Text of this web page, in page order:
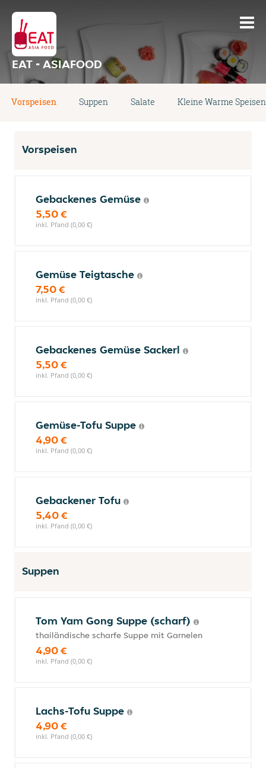
EAT - ASIAFOOD
Vorspeisen Suppen Salate Kleine Warme Speisen
Vorspeisen
Gebackenes Gemüse
5,50 €
inkl. Pfand (0,00 €)
Gemüse Teigtasche
7,50 €
inkl. Pfand (0,00 €)
Gebackenes Gemüse Sackerl
5,50 €
inkl. Pfand (0,00 €)
Gemüse-Tofu Suppe
4,90 €
inkl. Pfand (0,00 €)
Gebackener Tofu
5,40 €
inkl. Pfand (0,00 €)
Suppen
Tom Yam Gong Suppe (scharf)
thailändische scharfe Suppe mit Garnelen
4,90 €
inkl. Pfand (0,00 €)
Lachs-Tofu Suppe
4,90 €
inkl. Pfand (0,00 €)